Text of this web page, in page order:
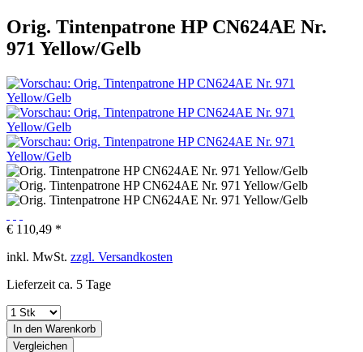
Orig. Tintenpatrone HP CN624AE Nr.
971 Yellow/Gelb
€ 110,49 *
inkl. MwSt. zzgl. Versandkosten
Lieferzeit ca. 5 Tage
In den Warenkorb
Vergleichen